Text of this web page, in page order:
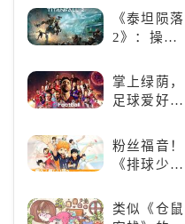
探索与极致
冒险
《泰坦陨落
2》：操控
未来战场；
跑酷突袭，
掌上绿荫，
足球爱好者
况足球》
粉丝福音！
《排球少
HIGH!!》手
游还原经典
类似《仓鼠